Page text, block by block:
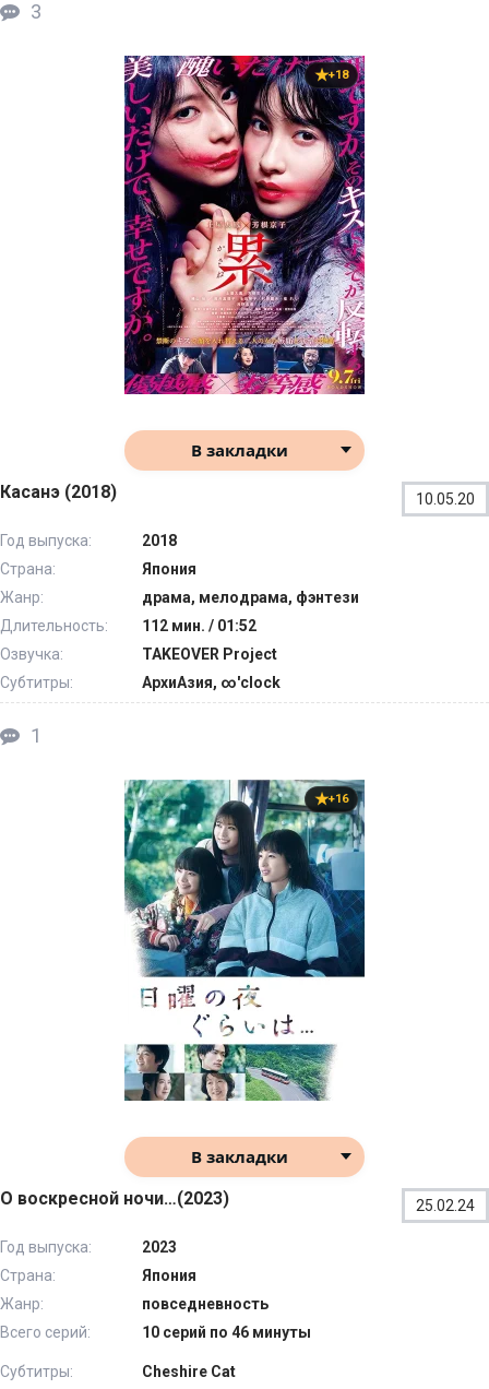
3
+18
В закладки
Касанэ (2018) 10.05.20
Год выпуска:
2018
Страна:
Япония
Жанр:
драма, мелодрама, фэнтези
Длительность:
112 мин. / 01:52
Озвучка:
TAKEOVER Project
Субтитры:
АрхиАзия, ∞'clock
1
+16
В закладки
О воскресной ночи…(2023) 25.02.24
Год выпуска:
2023
Страна:
Япония
Жанр:
повседневность
Всего серий:
10 серий по 46 минуты
Субтитры:
Cheshire Cat